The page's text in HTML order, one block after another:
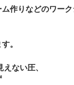
ム作りなどのワー
。
ない圧、